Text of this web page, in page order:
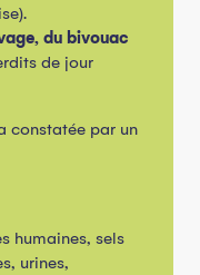
du bivouac
de jour
constatée par un
humaines, sels
urines,